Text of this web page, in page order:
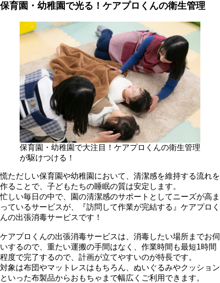
保育園・幼稚園で光る！ケアプロくんの衛生管理
保育園・幼稚園で大注目！ケアプロくんの衛生管理
が駆けつける！
慌ただしい保育園や幼稚園において、清潔感を維持する流れを
作ることで、子どもたちの睡眠の質は安定します。
忙しい毎日の中で、園の清潔感のサポートとしてニーズが高ま
っているサービスが、『訪問して作業が完結する』ケアプロく
んの出張消毒サービスです！
ケアプロくんの出張消毒サービスは、消毒したい場所までお伺
いするので、重たい運搬の手間はなく、作業時間も最短1時間
程度で完了するので、計画が立てやすいのが特長です。
対象は布団やマットレスはもちろん、ぬいぐるみやクッション
といった布製品からおもちゃまで幅広くご利用できます。